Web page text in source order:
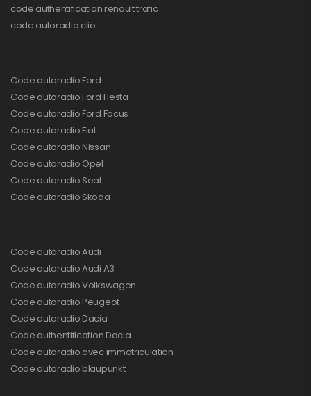
code authentification renault trafic
code autoradio clio
Code autoradio Ford
Code autoradio Ford Fiesta
Code autoradio Ford Focus
Code autoradio Fiat
Code autoradio Nissan
Code autoradio Opel
Code autoradio Seat
Code autoradio Skoda
Code autoradio Audi
Code autoradio Audi A3
Code autoradio Volkswagen
Code autoradio Peugeot
Code autoradio Dacia
Code authentification Dacia
Code autoradio avec immatriculation
Code autoradio blaupunkt